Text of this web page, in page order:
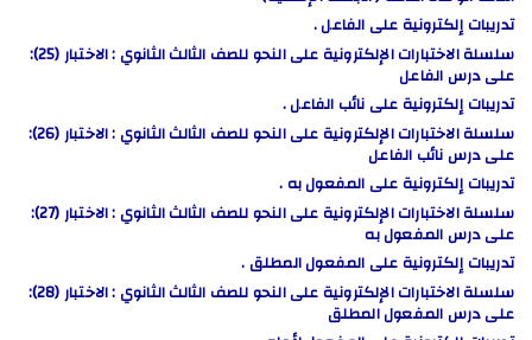
تدريبات إلكترونية على الفاعل .
سلسلة الاختبارات الإلكترونية على النحو للصف الثالث الثانوي : الاختبار (25):
على درس الفاعل
تدريبات إلكترونية على نائب الفاعل .
سلسلة الاختبارات الإلكترونية على النحو للصف الثالث الثانوي : الاختبار (26):
على درس نائب الفاعل
تدريبات إلكترونية على المفعول به .
سلسلة الاختبارات الإلكترونية على النحو للصف الثالث الثانوي : الاختبار (27):
على درس المفعول به
تدريبات إلكترونية على المفعول المطلق .
سلسلة الاختبارات الإلكترونية على النحو للصف الثالث الثانوي : الاختبار (28):
على درس المفعول المطلق